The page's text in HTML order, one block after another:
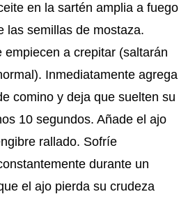
en la sartén amplia a fuego
las semillas de mostaza.
empiecen a crepitar (saltarán
Inmediatamente agrega
comino y deja que suelten su
10 segundos. Añade el ajo
rallado. Sofríe
durante un
el ajo pierda su crudeza